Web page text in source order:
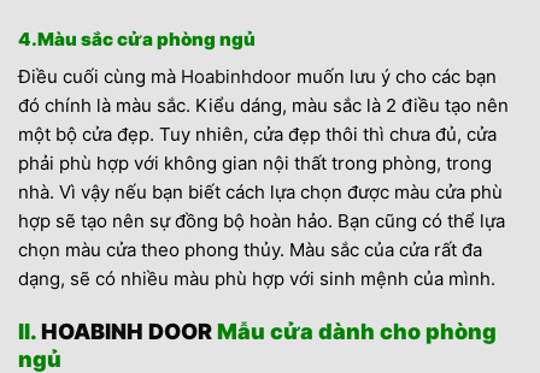
4.Màu sắc cửa phòng ngủ
Điều cuối cùng mà Hoabinhdoor muốn lưu ý cho các bạn
đó chính là màu sắc. Kiểu dáng, màu sắc là 2 điều tạo nên
một bộ cửa đẹp. Tuy nhiên, cửa đẹp thôi thì chưa đủ, cửa
phải phù hợp với không gian nội thất trong phòng, trong
nhà. Vì vậy nếu bạn biết cách lựa chọn được màu cửa phù
hợp sẽ tạo nên sự đồng bộ hoàn hảo. Bạn cũng có thể lựa
chọn màu cửa theo phong thủy. Màu sắc của cửa rất đa
dạng, sẽ có nhiều màu phù hợp với sinh mệnh của mình.
II.HOABINH DOORMẫu cửa dành cho phòng
ngủ